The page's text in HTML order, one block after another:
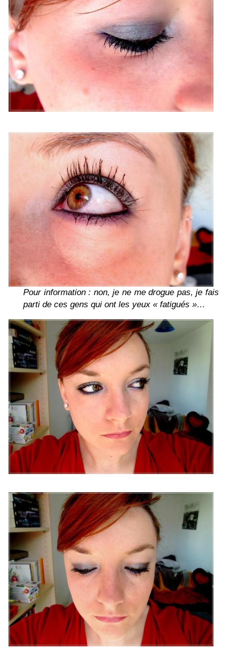
Pour information : non, je ne me drogue pas, je fais
parti de ces gens qui ont les yeux « fatigués »…